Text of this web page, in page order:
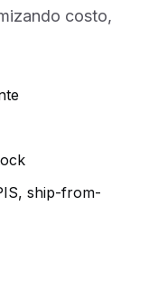
costo,
ship-from-